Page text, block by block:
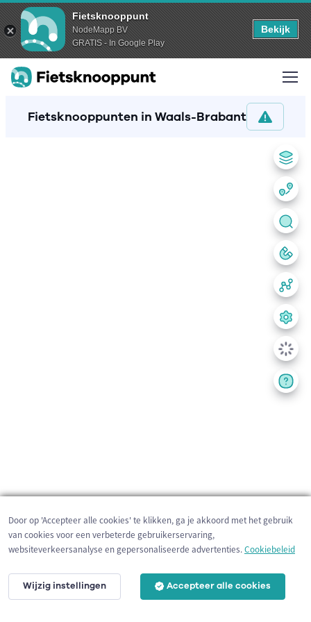
Fietsknooppunt
NodeMapp BV
GRATIS - In Google Play
Bekijk
Fietsknooppunten in Waals-Brabant
10 km
Door op 'Accepteer alle cookies' te klikken, ga je akkoord met het gebruik
van cookies voor een verbeterde gebruikerservaring,
websiteverkeersanalyse en gepersonaliseerde advertenties.Cookiebeleid
Wijzig instellingen Accepteer alle cookies